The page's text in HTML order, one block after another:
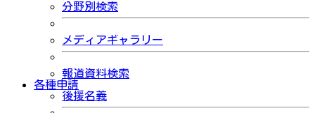
分野別検索
メディアギャラリー
報道資料検索
各種申請
後援名義